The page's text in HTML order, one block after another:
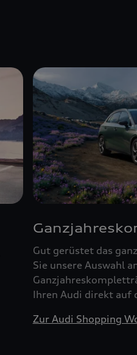
Gut gerüstet das
Sie unsere Auswahl
Ihren Audi direkt auf
Zur Audi Shopping